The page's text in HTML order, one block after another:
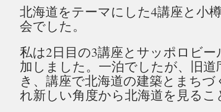
北海道をテーマにした4講座と小
会でした。
私は2日目の3講座とサッポロビ
加しました。一泊でしたが、旧
き、講座で北海道の建築とまち
れ新しい角度から北海道を見る